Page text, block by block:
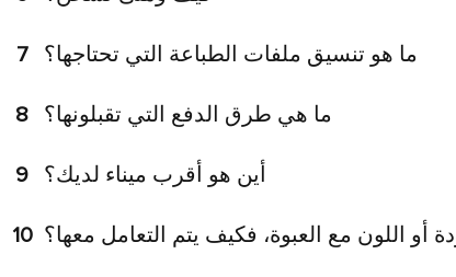
7 ما هو تنسيق ملفات الطباعة التي تحتاجها؟
8 ما هي طرق الدفع التي تقبلونها؟
9 أين هو أقرب ميناء لديك؟
10 أو اللون مع العبوة، فكيف يتم التعامل معها؟